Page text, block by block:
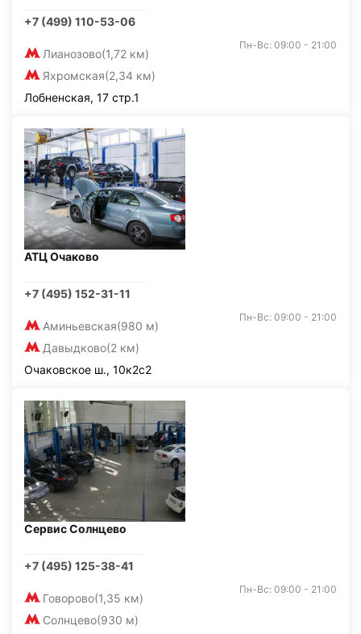
+7 (499) 110-53-06
Лианозово(1,72 км)
Яхромская(2,34 км)
Пн-Вс: 09:00 - 21:00
Лобненская, 17 стр.1
АТЦ Очаково
+7 (495) 152-31-11
Аминьевская(980 м)
Давыдково(2 км)
Пн-Вс: 09:00 - 21:00
Очаковское ш., 10к2с2
Сервис Солнцево
+7 (495) 125-38-41
Говорово(1,35 км)
Солнцево(930 м)
Пн-Вс: 09:00 - 21:00